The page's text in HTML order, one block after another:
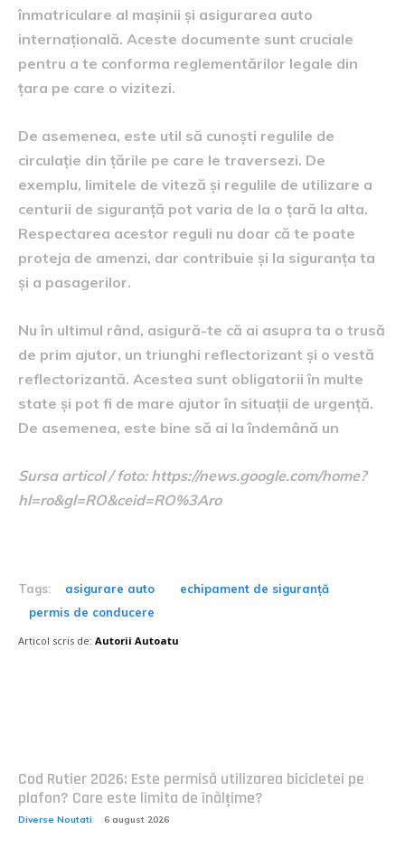
înmatriculare al mașinii și asigurarea auto
internațională. Aceste documente sunt cruciale
pentru a te conforma reglementărilor legale din
țara pe care o vizitezi.
De asemenea, este util să cunoști regulile de
circulație din țările pe care le traversezi. De
exemplu, limitele de viteză și regulile de utilizare a
centurii de siguranță pot varia de la o țară la alta.
Respectarea acestor reguli nu doar că te poate
proteja de amenzi, dar contribuie și la siguranța ta
și a pasagerilor.
Nu în ultimul rând, asigură-te că ai asupra ta o trusă
de prim ajutor, un triunghi reflectorizant și o vestă
reflectorizantă. Acestea sunt obligatorii în multe
state și pot fi de mare ajutor în situații de urgență.
De asemenea, este bine să ai la îndemână un
Sursa articol / foto: https://news.google.com/home?
hl=ro&gl=RO&ceid=RO%3Aro
Tags: asigurare auto
echipament de siguranță
permis de conducere
Articol scris de: Autorii Autoatu
Cod Rutier 2026: Este permisă utilizarea bicicletei pe
plafon? Care este limita de înălțime?
Diverse Noutati 6 august 2026